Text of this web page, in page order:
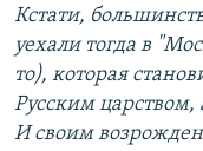
Кстати,
уехали тогда в
то), которая
Русским
И своим